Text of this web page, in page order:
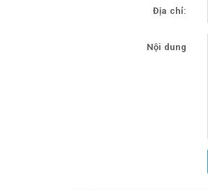
Địa chỉ:
Nội dung